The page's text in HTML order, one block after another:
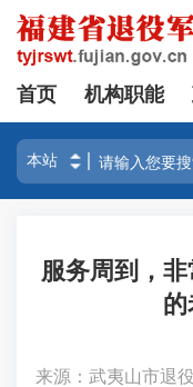
首页 机构职能
服务周到，
来源：武夷山市退